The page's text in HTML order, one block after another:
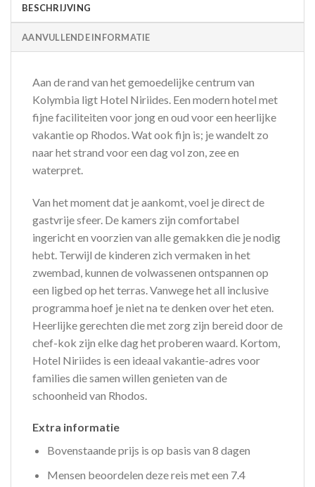
BESCHRIJVING
AANVULLENDE INFORMATIE
Aan de rand van het gemoedelijke centrum van
Kolymbia ligt Hotel Niriides. Een modern hotel met
fijne faciliteiten voor jong en oud voor een heerlijke
vakantie op Rhodos. Wat ook fijn is; je wandelt zo
naar het strand voor een dag vol zon, zee en
waterpret.
Van het moment dat je aankomt, voel je direct de
gastvrije sfeer. De kamers zijn comfortabel
ingericht en voorzien van alle gemakken die je nodig
hebt. Terwijl de kinderen zich vermaken in het
zwembad, kunnen de volwassenen ontspannen op
een ligbed op het terras. Vanwege het all inclusive
programma hoef je niet na te denken over het eten.
Heerlijke gerechten die met zorg zijn bereid door de
chef-kok zijn elke dag het proberen waard. Kortom,
Hotel Niriides is een ideaal vakantie-adres voor
families die samen willen genieten van de
schoonheid van Rhodos.
Extra informatie
Bovenstaande prijs is op basis van 8 dagen
Mensen beoordelen deze reis met een 7.4